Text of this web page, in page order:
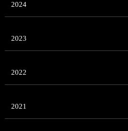
2024
2023
2022
2021